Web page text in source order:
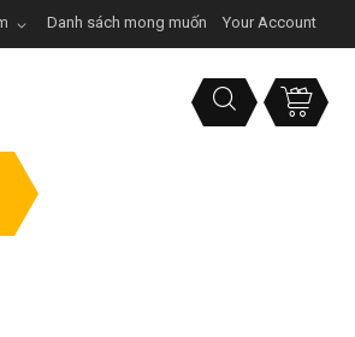
Danh sách mong muốn Your Account